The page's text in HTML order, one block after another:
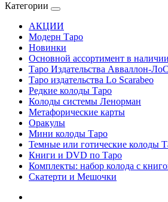
Категории
АКЦИИ
Модерн Таро
Новинки
Основной ассортимент в наличии
Таро Издательства Авваллон-
Таро издательства Lo Scarabeo
Редкие колоды Таро
Колоды системы Ленорман
Метафорические карты
Оракулы
Мини колоды Таро
Темные или готические колоды
Книги и DVD по Таро
Комплекты: набор колода с
Скатерти и Мешочки